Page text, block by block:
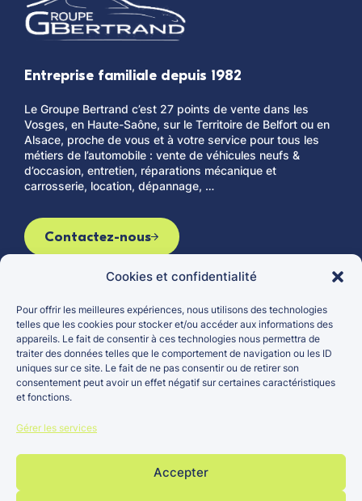
Cookies et confidentialité
Pour offrir les meilleures expériences, nous utilisons des technologies
telles que les cookies pour stocker et/ou accéder aux informations des
appareils. Le fait de consentir à ces technologies nous permettra de
traiter des données telles que le comportement de navigation ou les ID
uniques sur ce site. Le fait de ne pas consentir ou de retirer son
consentement peut avoir un effet négatif sur certaines caractéristiques
et fonctions.
Gérer les services
Accepter
Entreprise familiale depuis 1982
Le Groupe Bertrand c’est 27 points de vente dans les
Vosges, en Haute-Saône, sur le Territoire de Belfort ou en
Alsace, proche de vous et à votre service pour tous les
métiers de l’automobile : vente de véhicules neufs &
d’occasion, entretien, réparations mécanique et
carrosserie, location, dépannage, …
Contactez-nous
Le groupe
Actualités
Carrières
Points de vente
Véhicules d’occasion
Véhicules neufs
Entretien et réparation
Politique